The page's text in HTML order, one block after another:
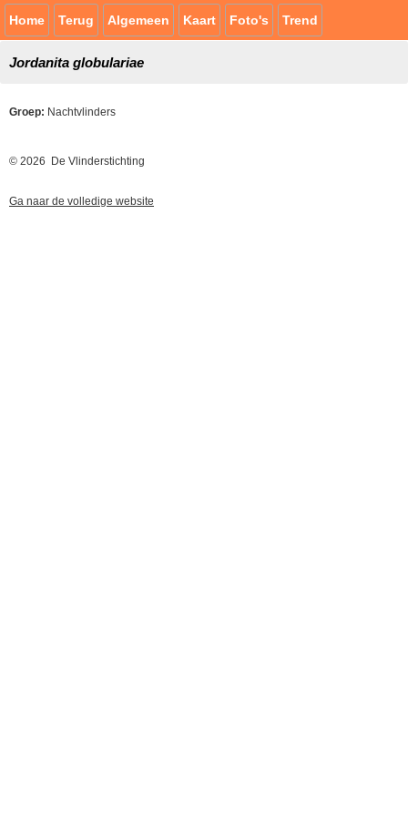
Home Terug Algemeen Kaart Foto's Trend
Jordanita globulariae
Groep: Nachtvlinders
© 2026 De Vlinderstichting
Ga naar de volledige website